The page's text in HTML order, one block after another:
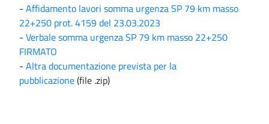
- Affidamento lavori somma urgenza SP 79 km masso
22+250 prot. 4159 del 23.03.2023
- Verbale somma urgenza SP 79 km masso 22+250
FIRMATO
- Altra documentazione prevista per la
pubblicazione(file .zip)